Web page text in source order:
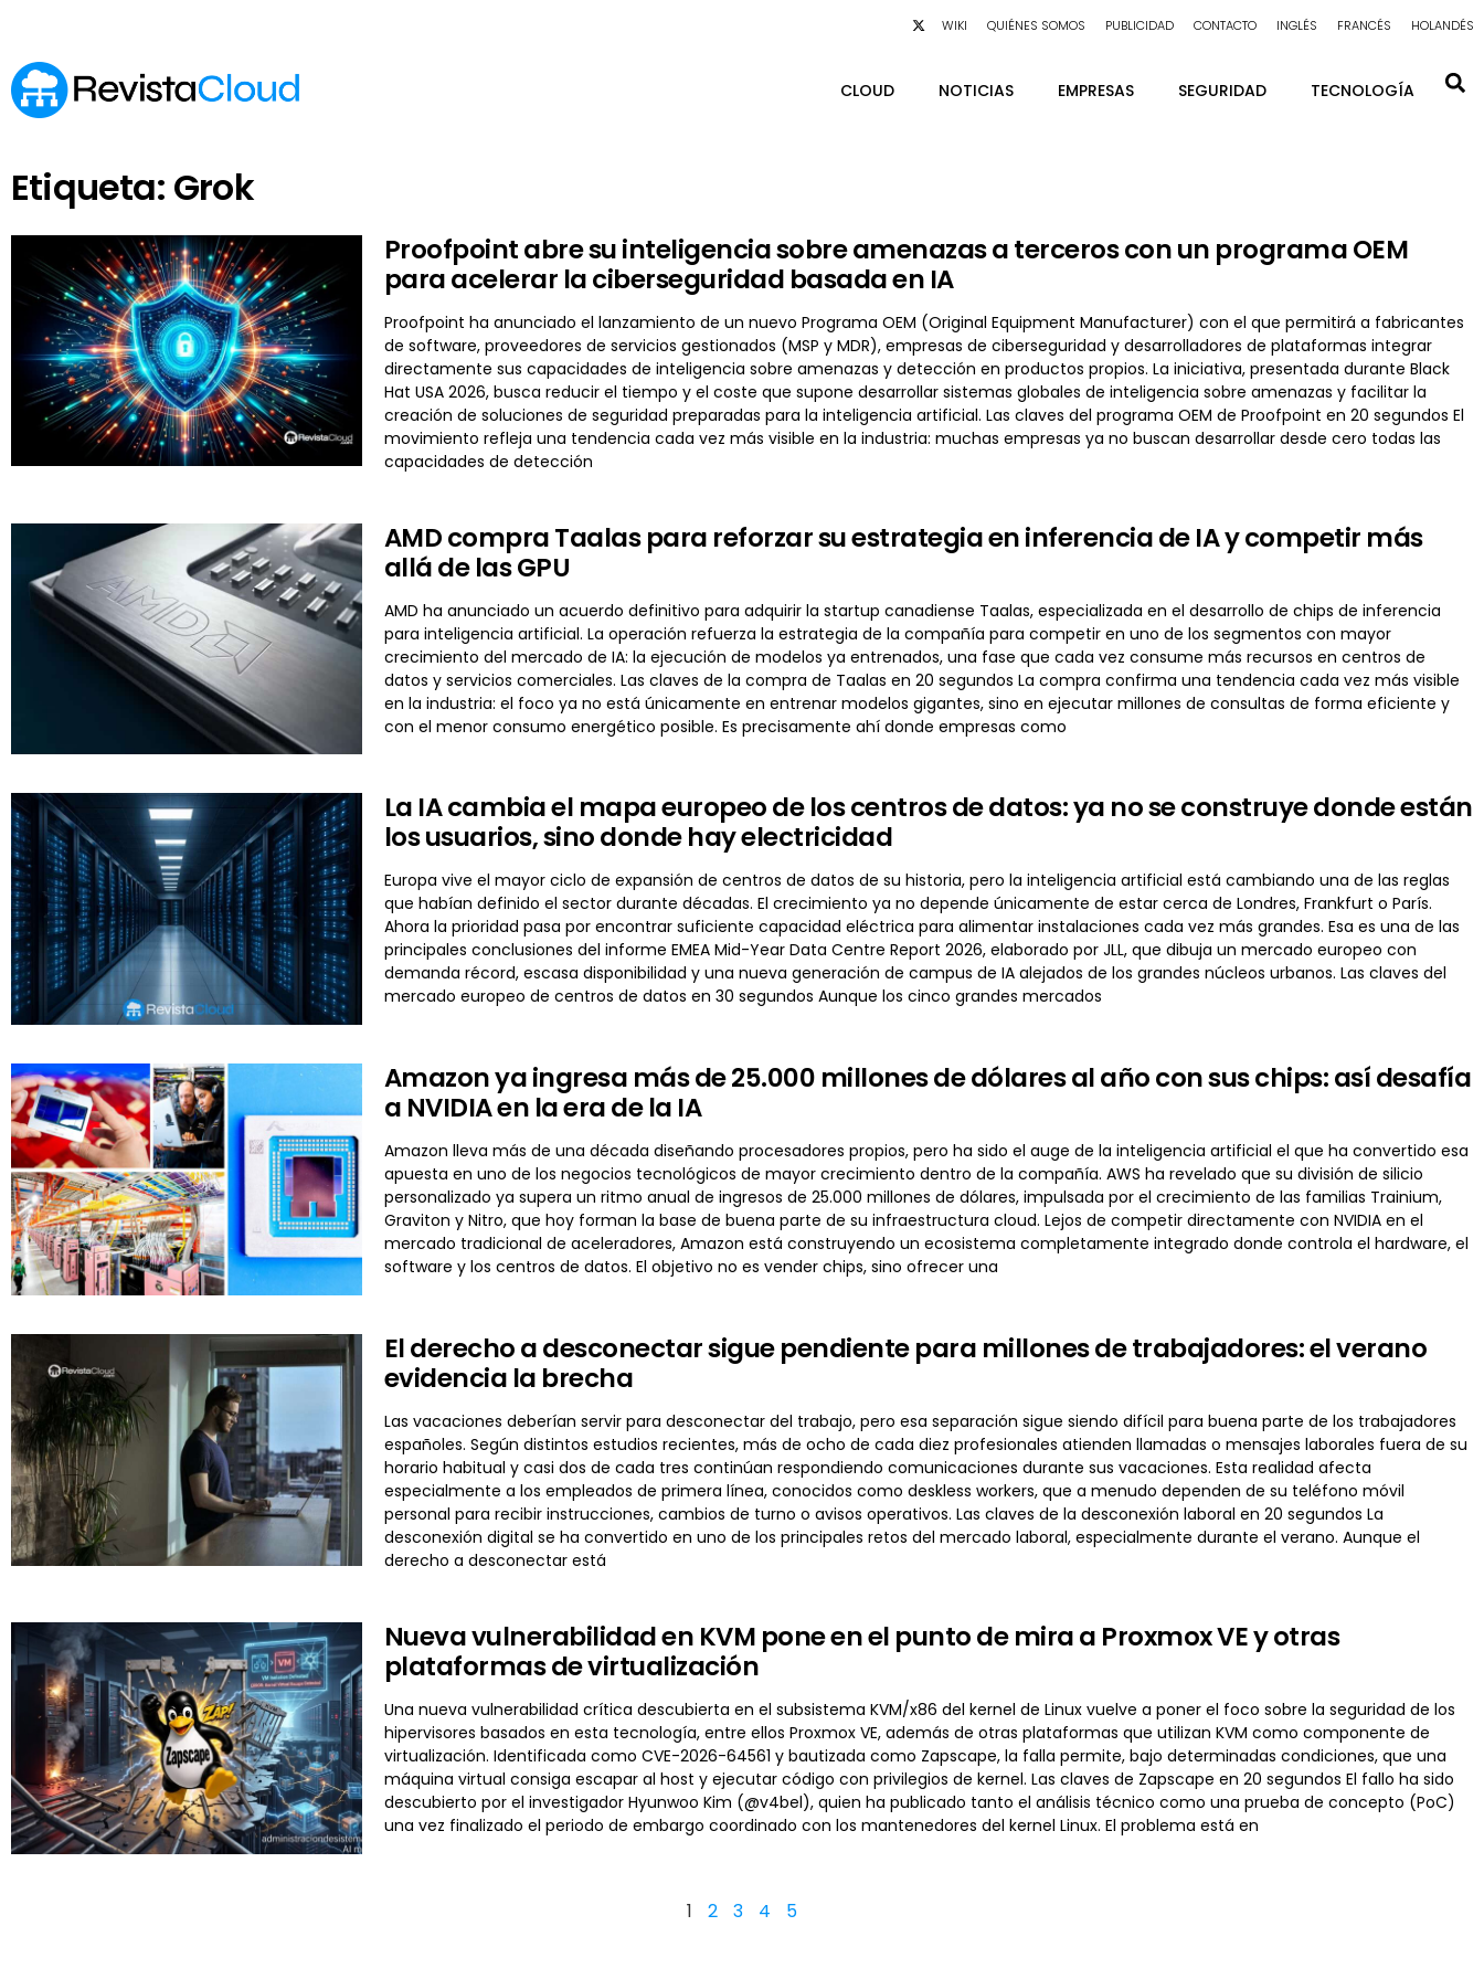
WIKI QUIÉNES SOMOS PUBLICIDAD CONTACTO INGLÉS FRANCÉS HOLANDÉS
CLOUD NOTICIAS EMPRESAS SEGURIDAD TECNOLOGÍA
Etiqueta: Grok
Proofpoint abre su inteligencia sobre amenazas a terceros con un programa OEM
para acelerar la ciberseguridad basada en IA
Proofpoint ha anunciado el lanzamiento de un nuevo Programa OEM (Original Equipment Manufacturer) con el que permitirá a fabricantes
de software, proveedores de servicios gestionados (MSP y MDR), empresas de ciberseguridad y desarrolladores de plataformas integrar
directamente sus capacidades de inteligencia sobre amenazas y detección en productos propios. La iniciativa, presentada durante Black
Hat USA 2026, busca reducir el tiempo y el coste que supone desarrollar sistemas globales de inteligencia sobre amenazas y facilitar la
creación de soluciones de seguridad preparadas para la inteligencia artificial. Las claves del programa OEM de Proofpoint en 20 segundos El
movimiento refleja una tendencia cada vez más visible en la industria: muchas empresas ya no buscan desarrollar desde cero todas las
capacidades de detección
AMD compra Taalas para reforzar su estrategia en inferencia de IA y competir más
allá de las GPU
AMD ha anunciado un acuerdo definitivo para adquirir la startup canadiense Taalas, especializada en el desarrollo de chips de inferencia
para inteligencia artificial. La operación refuerza la estrategia de la compañía para competir en uno de los segmentos con mayor
crecimiento del mercado de IA: la ejecución de modelos ya entrenados, una fase que cada vez consume más recursos en centros de
datos y servicios comerciales. Las claves de la compra de Taalas en 20 segundos La compra confirma una tendencia cada vez más visible
en la industria: el foco ya no está únicamente en entrenar modelos gigantes, sino en ejecutar millones de consultas de forma eficiente y
con el menor consumo energético posible. Es precisamente ahí donde empresas como
La IA cambia el mapa europeo de los centros de datos: ya no se construye donde están
los usuarios, sino donde hay electricidad
Europa vive el mayor ciclo de expansión de centros de datos de su historia, pero la inteligencia artificial está cambiando una de las reglas
que habían definido el sector durante décadas. El crecimiento ya no depende únicamente de estar cerca de Londres, Frankfurt o París.
Ahora la prioridad pasa por encontrar suficiente capacidad eléctrica para alimentar instalaciones cada vez más grandes. Esa es una de las
principales conclusiones del informe EMEA Mid-Year Data Centre Report 2026, elaborado por JLL, que dibuja un mercado europeo con
demanda récord, escasa disponibilidad y una nueva generación de campus de IA alejados de los grandes núcleos urbanos. Las claves del
mercado europeo de centros de datos en 30 segundos Aunque los cinco grandes mercados
Amazon ya ingresa más de 25.000 millones de dólares al año con sus chips: así desafía
a NVIDIA en la era de la IA
Amazon lleva más de una década diseñando procesadores propios, pero ha sido el auge de la inteligencia artificial el que ha convertido esa
apuesta en uno de los negocios tecnológicos de mayor crecimiento dentro de la compañía. AWS ha revelado que su división de silicio
personalizado ya supera un ritmo anual de ingresos de 25.000 millones de dólares, impulsada por el crecimiento de las familias Trainium,
Graviton y Nitro, que hoy forman la base de buena parte de su infraestructura cloud. Lejos de competir directamente con NVIDIA en el
mercado tradicional de aceleradores, Amazon está construyendo un ecosistema completamente integrado donde controla el hardware, el
software y los centros de datos. El objetivo no es vender chips, sino ofrecer una
El derecho a desconectar sigue pendiente para millones de trabajadores: el verano
evidencia la brecha
Las vacaciones deberían servir para desconectar del trabajo, pero esa separación sigue siendo difícil para buena parte de los trabajadores
españoles. Según distintos estudios recientes, más de ocho de cada diez profesionales atienden llamadas o mensajes laborales fuera de su
horario habitual y casi dos de cada tres continúan respondiendo comunicaciones durante sus vacaciones. Esta realidad afecta
especialmente a los empleados de primera línea, conocidos como deskless workers, que a menudo dependen de su teléfono móvil
personal para recibir instrucciones, cambios de turno o avisos operativos. Las claves de la desconexión laboral en 20 segundos La
desconexión digital se ha convertido en uno de los principales retos del mercado laboral, especialmente durante el verano. Aunque el
derecho a desconectar está
Nueva vulnerabilidad en KVM pone en el punto de mira a Proxmox VE y otras
plataformas de virtualización
Una nueva vulnerabilidad crítica descubierta en el subsistema KVM/x86 del kernel de Linux vuelve a poner el foco sobre la seguridad de los
hipervisores basados en esta tecnología, entre ellos Proxmox VE, además de otras plataformas que utilizan KVM como componente de
virtualización. Identificada como CVE-2026-64561 y bautizada como Zapscape, la falla permite, bajo determinadas condiciones, que una
máquina virtual consiga escapar al host y ejecutar código con privilegios de kernel. Las claves de Zapscape en 20 segundos El fallo ha sido
descubierto por el investigador Hyunwoo Kim (@v4bel), quien ha publicado tanto el análisis técnico como una prueba de concepto (PoC)
una vez finalizado el periodo de embargo coordinado con los mantenedores del kernel Linux. El problema está en
1 2 3 4 5